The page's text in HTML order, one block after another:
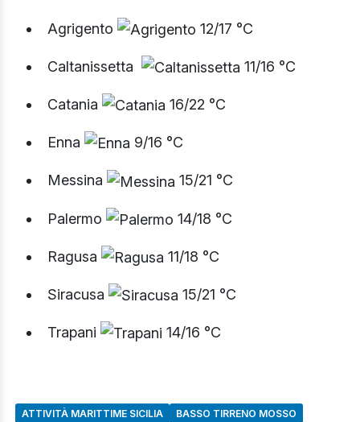
Agrigento 12/17 °C
Caltanissetta 11/16 °C
Catania 16/22 °C
Enna 9/16 °C
Messina 15/21 °C
Palermo 14/18 °C
Ragusa 11/18 °C
Siracusa 15/21 °C
Trapani 14/16 °C
ATTIVITÀ MARITTIME SICILIA
BASSO TIRRENO MOSSO